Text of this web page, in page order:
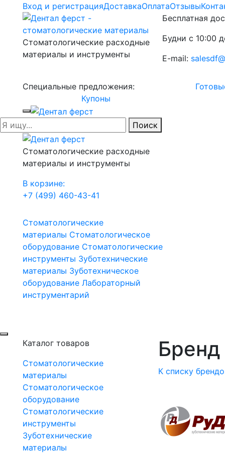
Вход и регистрацияДоставкаОплатаОтзывы
Стоматологические расходные
материалы и инструменты
Бесплатная
Будни с 10:00
E-mail:
Специальные предложения:
Купоны
Поиск
Стоматологические расходные
материалы и инструменты
В корзине:
+7 (499) 460-43-41
Стоматологические
материалы Стоматологическое
оборудование Стоматологические
инструменты Зуботехнические
материалы Зуботехническое
оборудование Лабораторный
инструментарий
Каталог товаров
Стоматологические
материалы
Стоматологическое
оборудование
Стоматологические
инструменты
Зуботехнические
материалы
К списку